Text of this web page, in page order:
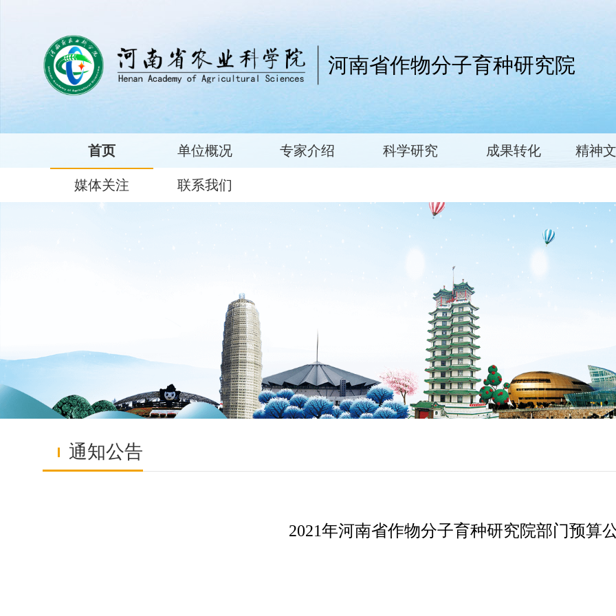
河南省作物分子育种研究院
首页 单位概况 专家介绍 科学研究 成果转化 精神
媒体关注 联系我们
通知公告
2021年河南省作物分子育种研究院部门预算